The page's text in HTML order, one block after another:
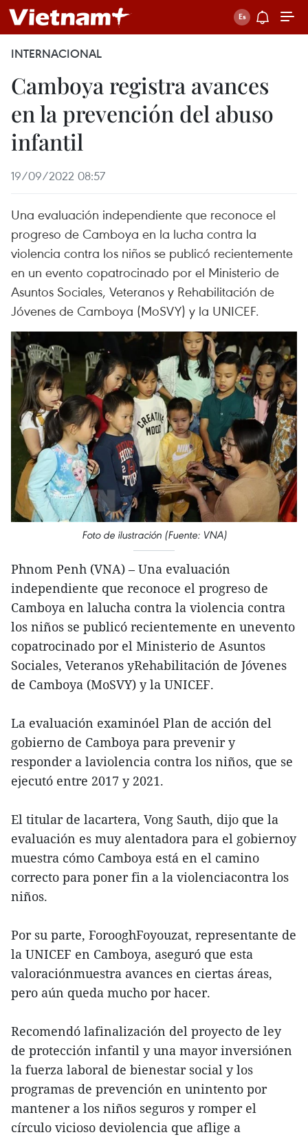
INTERNACIONAL
Camboya registra avances
en la prevención del abuso
infantil
19/09/2022 08:57
Una evaluación independiente que reconoce el
progreso de Camboya en la lucha contra la
violencia contra los niños se publicó recientemente
en un evento copatrocinado por el Ministerio de
Asuntos Sociales, Veteranos y Rehabilitación de
Jóvenes de Camboya (MoSVY) y la UNICEF.
Foto de ilustración (Fuente: VNA)
Phnom Penh (VNA) – Una evaluación
independiente que reconoce el progreso de
Camboya en lalucha contra la violencia contra
los niños se publicó recientemente en unevento
copatrocinado por el Ministerio de Asuntos
Sociales, Veteranos yRehabilitación de Jóvenes
de Camboya (MoSVY) y la UNICEF.
La evaluación examinóel Plan de acción del
gobierno de Camboya para prevenir y
responder a laviolencia contra los niños, que se
ejecutó entre 2017 y 2021.
El titular de lacartera, Vong Sauth, dijo que la
evaluación es muy alentadora para el gobiernoy
muestra cómo Camboya está en el camino
correcto para poner fin a la violenciacontra los
niños.
Por su parte, ForooghFoyouzat, representante de
la UNICEF en Camboya, aseguró que esta
valoraciónmuestra avances en ciertas áreas,
pero aún queda mucho por hacer.
Recomendó lafinalización del proyecto de ley
de protección infantil y una mayor inversiónen
la fuerza laboral de bienestar social y los
programas de prevención en unintento por
mantener a los niños seguros y romper el
círculo vicioso deviolencia que aflige a